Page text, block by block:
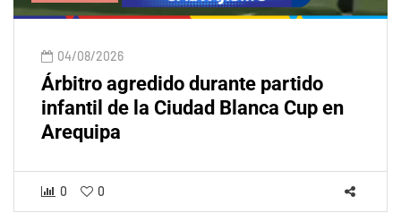
04/08/2026
Árbitro agredido durante partido
infantil de la Ciudad Blanca Cup en
Arequipa
0 0